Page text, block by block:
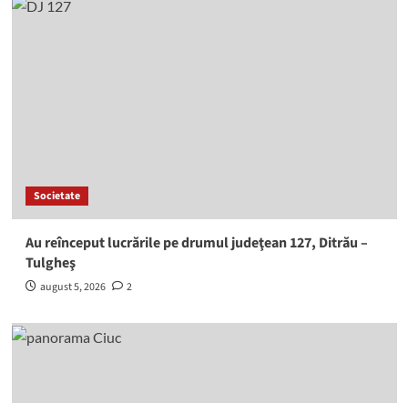
Societate
Au reînceput lucrările pe drumul judeţean 127, Ditrău –
Tulgheş
august 5, 2026 2